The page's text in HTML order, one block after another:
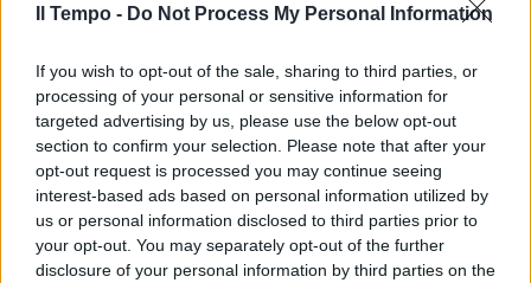
Il Tempo - Do Not Process My Personal Information
If you wish to opt-out of the sale, sharing to third parties, or
processing of your personal or sensitive information for
targeted advertising by us, please use the below opt-out
section to confirm your selection. Please note that after your
opt-out request is processed you may continue seeing
interest-based ads based on personal information utilized by
us or personal information disclosed to third parties prior to
your opt-out. You may separately opt-out of the further
disclosure of your personal information by third parties on the